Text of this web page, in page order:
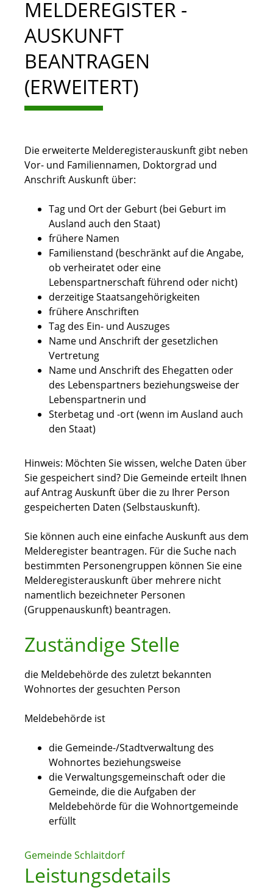
MELDEREGISTER -
AUSKUNFT
BEANTRAGEN
(ERWEITERT)
Die erweiterte Melderegisterauskunft gibt neben
Vor- und Familiennamen, Doktorgrad und
Anschrift Auskunft über:
Tag und Ort der Geburt (bei Geburt im
Ausland auch den Staat)
frühere Namen
Familienstand (beschränkt auf die Angabe,
ob verheiratet oder eine
Lebenspartnerschaft führend oder nicht)
derzeitige Staatsangehörigkeiten
frühere Anschriften
Tag des Ein- und Auszuges
Name und Anschrift der gesetzlichen
Vertretung
Name und Anschrift des Ehegatten oder
des Lebenspartners beziehungsweise der
Lebenspartnerin und
Sterbetag und -ort (wenn im Ausland auch
den Staat)
Hinweis: Möchten Sie wissen, welche Daten über
Sie gespeichert sind? Die Gemeinde erteilt Ihnen
auf Antrag Auskunft über die zu Ihrer Person
gespeicherten Daten (Selbstauskunft).
Sie können auch eine einfache Auskunft aus dem
Melderegister beantragen. Für die Suche nach
bestimmten Personengruppen können Sie eine
Melderegisterauskunft über mehrere nicht
namentlich bezeichneter Personen
(Gruppenauskunft) beantragen.
Zuständige Stelle
die Meldebehörde des zuletzt bekannten
Wohnortes der gesuchten Person
Meldebehörde ist
die Gemeinde-/Stadtverwaltung des
Wohnortes beziehungsweise
die Verwaltungsgemeinschaft oder die
Gemeinde, die die Aufgaben der
Meldebehörde für die Wohnortgemeinde
erfüllt
Gemeinde Schlaitdorf
Leistungsdetails